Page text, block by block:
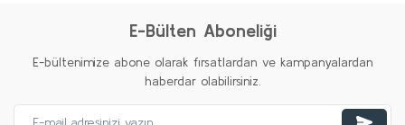
E-Bülten Aboneliği
E-bültenimize abone olarak fırsatlardan ve kampanyalardan
haberdar olabilirsiniz.